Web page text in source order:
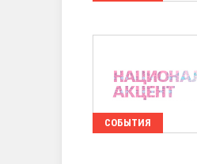
СОБЫТИЯ